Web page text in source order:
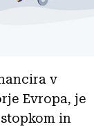
v
Evropa, je
in